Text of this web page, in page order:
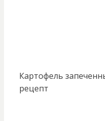
Картофель
рецепт